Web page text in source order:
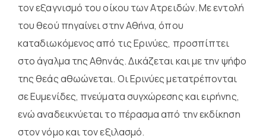
τον εξαγνισμό του οίκου των Ατρειδών. Με εντολή
του θεού πηγαίνει στην Αθήνα, όπου
καταδιωκόμενος από τις Ερινύες, προσπίπτει
στο άγαλμα της Αθηνάς. Δικάζεται και με την ψήφο
της θεάς αθωώνεται. Οι Ερινύες μετατρέπονται
σε Ευμενίδες, πνεύματα συγχώρεσης και ειρήνης,
ενώ αναδεικνύεται το πέρασμα από την εκδίκηση
στον νόμο και τον εξιλασμό.